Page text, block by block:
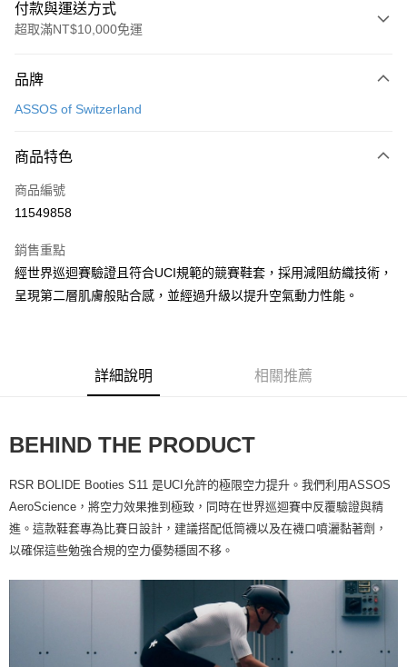
付款與運送方式
超取滿NT$10,000免運
信用卡一次付款
運送方式
全家取貨付款
付款後全家取貨
每筆NT$90
付款後7-11取貨
每筆NT$60，滿NT$10,000(含以上)免運費
每筆NT$80
離島宅配
每筆NT$100
品牌
ASSOS of Switzerland
商品特色
商品編號
11549858
銷售重點
經世界巡迴賽驗證且符合UCI規範的競賽鞋套，採用減阻紡織技術，
呈現第二層肌膚般貼合感，並經過升級以提升空氣動力性能。
詳細說明 相關推薦
BEHIND THE PRODUCT
RSR BOLIDE Booties S11 是UCI允許的極限空力提升。我們利用ASSOS
AeroScience，將空力效果推到極致，同時在世界巡迴賽中反覆驗證與精
進。這款鞋套專為比賽日設計，建議搭配低筒襪以及在襪口噴灑黏著劑，
以確保這些勉強合規的空力優勢穩固不移。